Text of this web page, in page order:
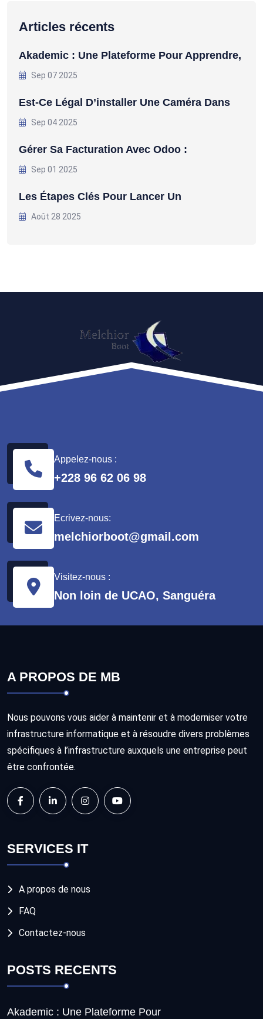
Articles récents
Akademic : Une Plateforme Pour Apprendre,
Sep 07 2025
Est-Ce Légal D’installer Une Caméra Dans
Sep 04 2025
Gérer Sa Facturation Avec Odoo :
Sep 01 2025
Les Étapes Clés Pour Lancer Un
Août 28 2025
Appelez-nous :
+228 96 62 06 98
Ecrivez-nous:
melchiorboot@gmail.com
Visitez-nous :
Non loin de UCAO, Sanguéra
A PROPOS DE MB
Nous pouvons vous aider à maintenir et à moderniser votre
infrastructure informatique et à résoudre divers problèmes
spécifiques à l’infrastructure auxquels une entreprise peut
être confrontée.
SERVICES IT
A propos de nous
FAQ
Contactez-nous
POSTS RECENTS
Akademic : Une Plateforme Pour